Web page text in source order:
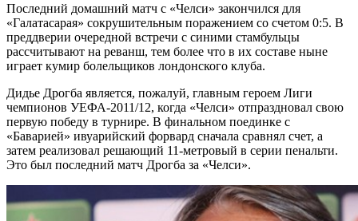
Последний домашний матч с «Челси» закончился для
«Галатасарая» сокрушительным поражением со счетом 0:5. В
преддверии очередной встречи с синими стамбульцы
рассчитывают на реванш, тем более что в их составе ныне
играет кумир болельщиков лондонского клуба.
Дидье Дрогба является, пожалуй, главным героем Лиги
чемпионов УЕФА-2011/12, когда «Челси» отпраздновал свою
первую победу в турнире. В финальном поединке с
«Баварией» ивуарийский форвард сначала сравнял счет, а
затем реализовал решающий 11-метровый в серии пенальти.
Это был последний матч Дрогба за «Челси».